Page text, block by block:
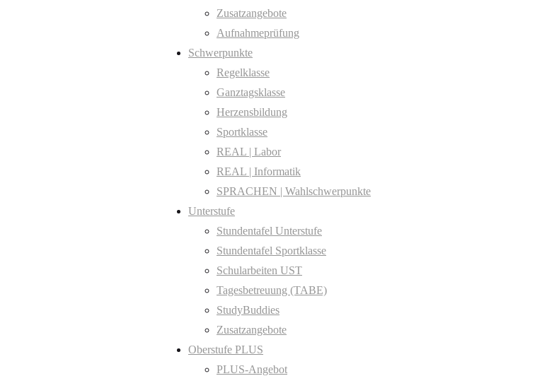
Zusatzangebote
Aufnahmeprüfung
Schwerpunkte
Regelklasse
Ganztagsklasse
Herzensbildung
Sportklasse
REAL | Labor
REAL | Informatik
SPRACHEN | Wahlschwerpunkte
Unterstufe
Stundentafel Unterstufe
Stundentafel Sportklasse
Schularbeiten UST
Tagesbetreuung (TABE)
StudyBuddies
Zusatzangebote
Oberstufe PLUS
PLUS-Angebot